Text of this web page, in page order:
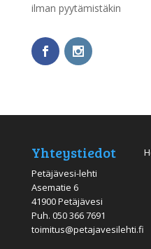
ilman pyytämistäkin
Yhteystiedot
Petäjävesi-lehti
Asematie 6
41900 Petäjävesi
Puh. 050 366 7691
toimitus@petajavesilehti.fi